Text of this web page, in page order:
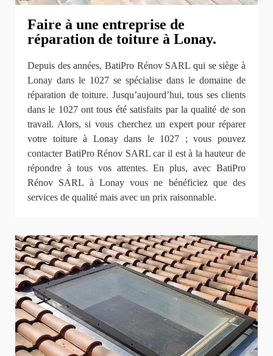
Faire à une entreprise de
réparation de toiture à Lonay.
Depuis des années, BatiPro Rénov SARL qui se siège à
Lonay dans le 1027 se spécialise dans le domaine de
réparation de toiture. Jusqu’aujourd’hui, tous ses clients
dans le 1027 ont tous été satisfaits par la qualité de son
travail. Alors, si vous cherchez un expert pour réparer
votre toiture à Lonay dans le 1027 ; vous pouvez
contacter BatiPro Rénov SARL car il est à la hauteur de
répondre à tous vos attentes. En plus, avec BatiPro
Rénov SARL à Lonay vous ne bénéficiez que des
services de qualité mais avec un prix raisonnable.